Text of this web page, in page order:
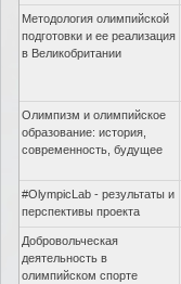
Методология олимпийской
подготовки и ее реализация
в Великобритании
Олимпизм и олимпийское
образование: история,
современность, будущее
#OlympicLab - результаты и
перспективы проекта
Добровольческая
деятельность в
олимпийском спорте